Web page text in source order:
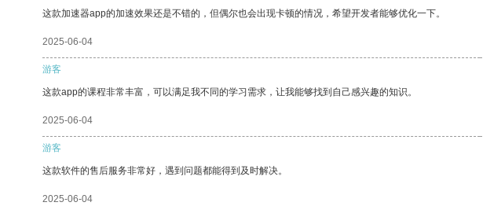
这款加速器app的加速效果还是不错的，但偶尔也会出现卡顿的情况，希望开发者能够优化一下。
2025-06-04
游客
这款app的课程非常丰富，可以满足我不同的学习需求，让我能够找到自己感兴趣的知识。
2025-06-04
游客
这款软件的售后服务非常好，遇到问题都能得到及时解决。
2025-06-04